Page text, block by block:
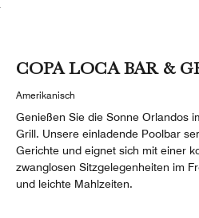
COPA LOCA BAR &
Amerikanisch
Genießen Sie die Sonne Orlandos
Grill. Unsere einladende Poolbar
Gerichte und eignet sich mit einer
zwanglosen Sitzgelegenheiten im
und leichte Mahlzeiten.